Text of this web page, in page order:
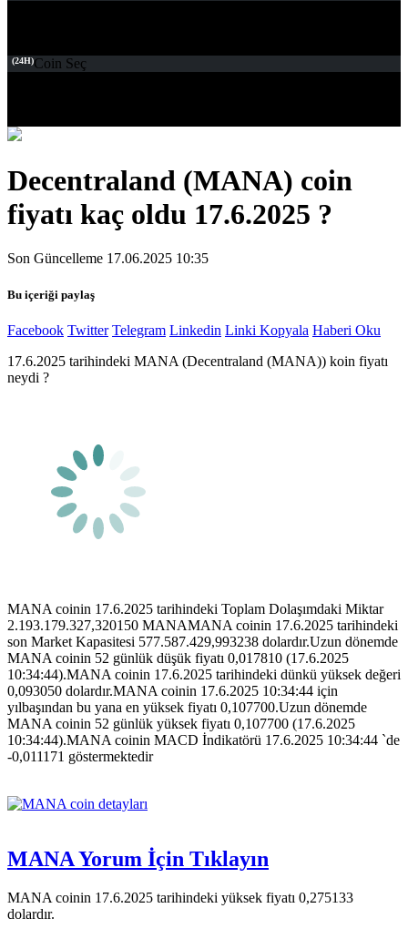
(24H)Coin Seç
Decentraland (MANA) coin
fiyatı kaç oldu 17.6.2025 ?
Son Güncelleme 17.06.2025 10:35
Bu içeriği paylaş
Facebook Twitter Telegram Linkedin Linki Kopyala Haberi Oku
17.6.2025 tarihindeki MANA (Decentraland (MANA)) koin fiyatı
neydi ?
MANA coinin 17.6.2025 tarihindeki Toplam Dolaşımdaki Miktar
2.193.179.327,320150 MANAMANA coinin 17.6.2025 tarihindeki
son Market Kapasitesi 577.587.429,993238 dolardır.Uzun dönemde
MANA coinin 52 günlük düşük fiyatı 0,017810 (17.6.2025
10:34:44).MANA coinin 17.6.2025 tarihindeki dünkü yüksek değeri
0,093050 dolardır.MANA coinin 17.6.2025 10:34:44 için
yılbaşından bu yana en yüksek fiyatı 0,107700.Uzun dönemde
MANA coinin 52 günlük yüksek fiyatı 0,107700 (17.6.2025
10:34:44).MANA coinin MACD İndikatörü 17.6.2025 10:34:44 `de
-0,011171 göstermektedir
MANA Yorum İçin Tıklayın
MANA coinin 17.6.2025 tarihindeki yüksek fiyatı 0,275133
dolardır.